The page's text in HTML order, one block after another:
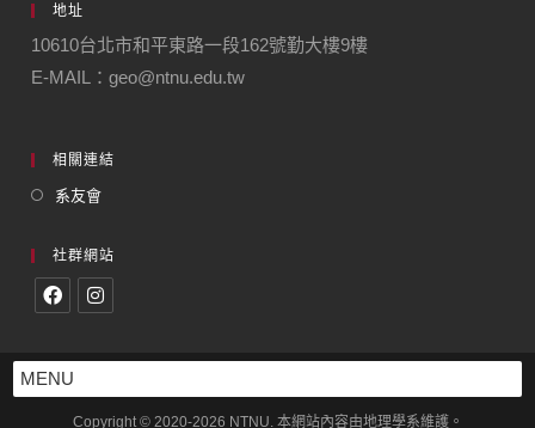
地址
10610台北市和平東路一段162號勤大樓9樓
E-MAIL：geo@ntnu.edu.tw
相關連結
系友會
社群網站
MENU
Copyright © 2020-2026 NTNU. 本網站內容由地理學系維護。